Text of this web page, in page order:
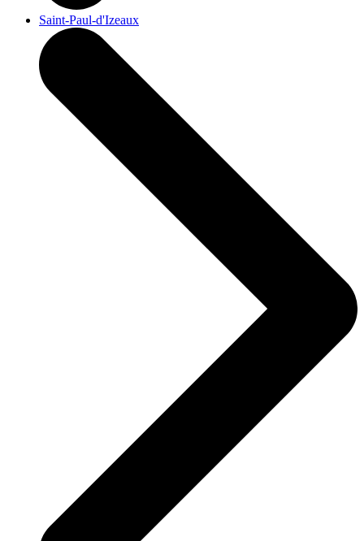
Saint-Paul-d'Izeaux